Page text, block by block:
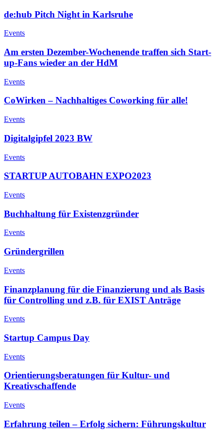
de:hub Pitch Night in Karlsruhe
Events
Am ersten Dezember-Wochenende traffen sich Start-
up-Fans wieder an der HdM
Events
CoWirken – Nachhaltiges Coworking für alle!
Events
Digitalgipfel 2023 BW
Events
STARTUP AUTOBAHN EXPO2023
Events
Buchhaltung für Existenzgründer
Events
Gründergrillen
Events
Finanzplanung für die Finanzierung und als Basis
für Controlling und z.B. für EXIST Anträge
Events
Startup Campus Day
Events
Orientierungsberatungen für Kultur- und
Kreativschaffende
Events
Erfahrung teilen – Erfolg sichern: Führungskultur